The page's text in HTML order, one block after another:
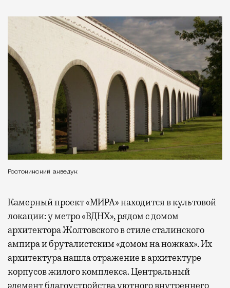
Ростокинский акведук
Камерный проект «МИРА» находится в культовой
локации: у метро «ВДНХ», рядом с домом
архитектора Жолтовского в стиле сталинского
ампира и бруталистским «домом на ножках». Их
архитектура нашла отражение в архитектуре
корпусов жилого комплекса. Центральный
элемент благоустройства уютного внутреннего